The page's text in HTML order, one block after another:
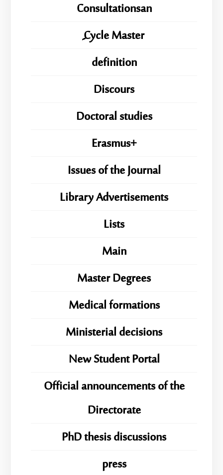
Consultationsan
ِِِCycle Master
definition
Discours
Doctoral studies
Erasmus+
Issues of the Journal
Library Advertisements
Lists
Main
Master Degrees
Medical formations
Ministerial decisions
New Student Portal
Official announcements of the
Directorate
PhD thesis discussions
press